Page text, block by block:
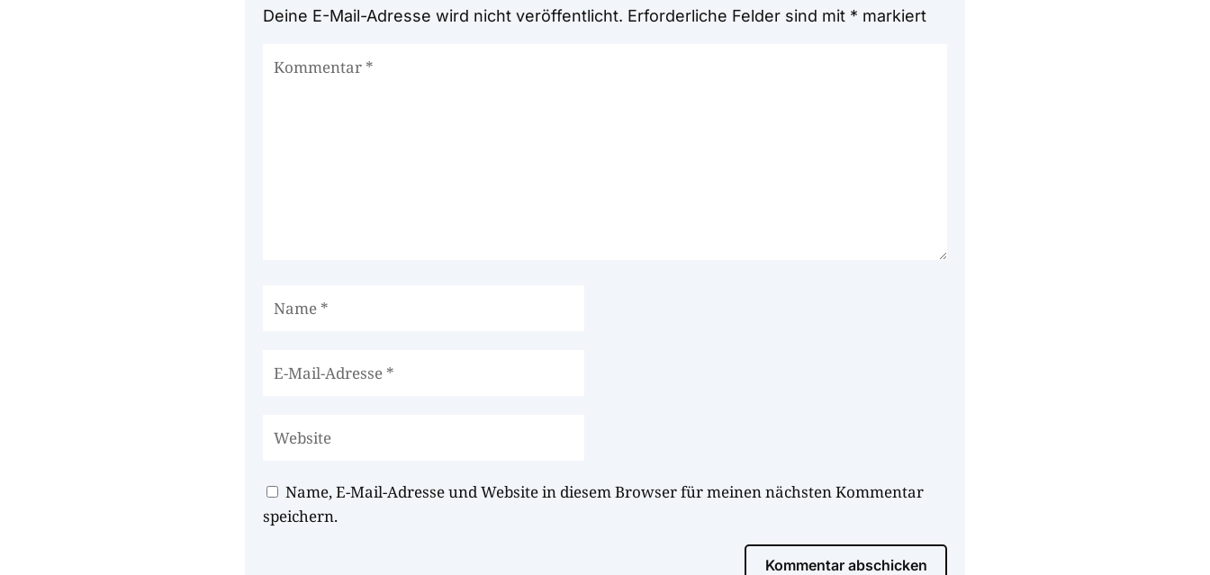
Deine E-Mail-Adresse wird nicht veröffentlicht. Erforderliche Felder sind mit * markiert
Name, E-Mail-Adresse und Website in diesem Browser für meinen nächsten Kommentar
speichern.
Kommentar abschicken